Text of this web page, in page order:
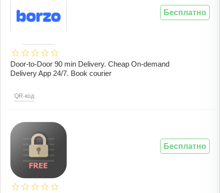
Door-to-Door 90 min Delivery. Cheap On-demand
Delivery App 24/7. Book courier
QR-код
Бесплатно
Бесплатно